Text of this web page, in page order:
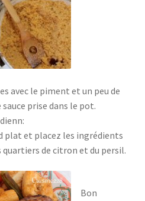
avec le piment et un peu de
prise dans le pot.
plat et placez les ingrédients
quartiers de citron et du persil.
Bon